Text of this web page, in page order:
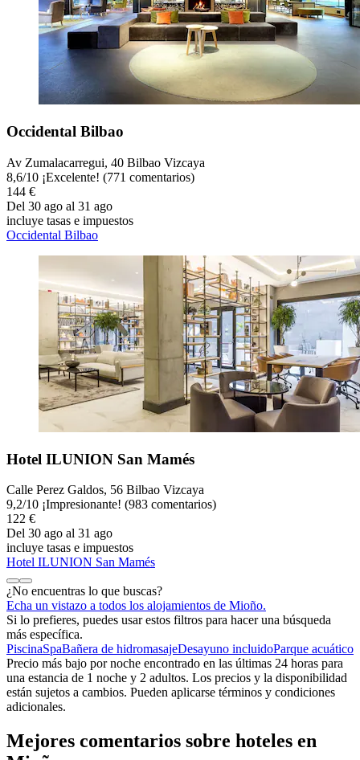
Occidental Bilbao
Av Zumalacarregui, 40 Bilbao Vizcaya
8,6/10 ¡Excelente! (771 comentarios)
144 €
Del 30 ago al 31 ago
incluye tasas e impuestos
Occidental Bilbao
Hotel ILUNION San Mamés
Calle Perez Galdos, 56 Bilbao Vizcaya
9,2/10 ¡Impresionante! (983 comentarios)
122 €
Del 30 ago al 31 ago
incluye tasas e impuestos
Hotel ILUNION San Mamés
¿No encuentras lo que buscas?
Echa un vistazo a todos los alojamientos de Mioño.
Si lo prefieres, puedes usar estos filtros para hacer una búsqueda
más específica.
PiscinaSpaBañera de hidromasajeDesayuno incluidoParque acuático
Precio más bajo por noche encontrado en las últimas 24 horas para
una estancia de 1 noche y 2 adultos. Los precios y la disponibilidad
están sujetos a cambios. Pueden aplicarse términos y condiciones
adicionales.
Mejores comentarios sobre hoteles en